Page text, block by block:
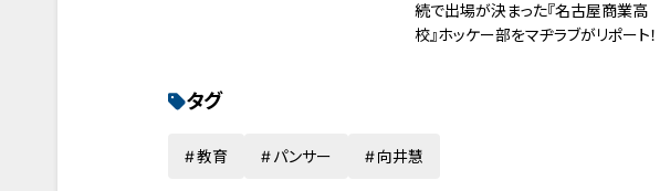
続で出場が決まった『名古屋商業高
校』ホッケー部をマヂラブがリポート！
タグ
教育 パンサー 向井慧